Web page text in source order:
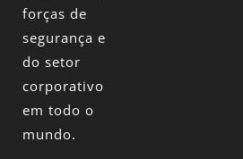
forças de
segurança e
do setor
corporativo
em todo o
mundo.